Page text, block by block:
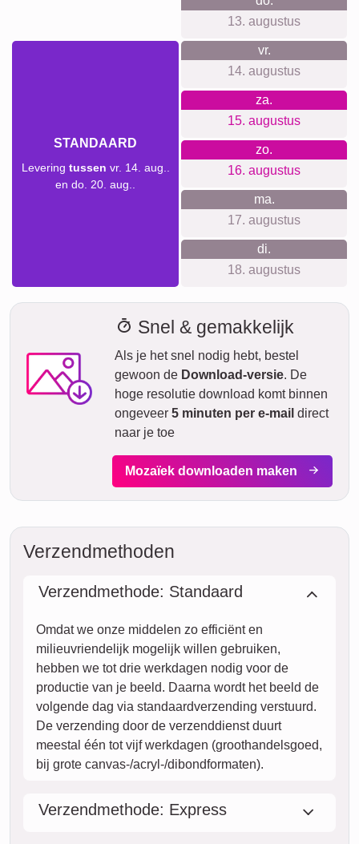
13. augustus
STANDAARD
Levering tussen vr. 14. aug..
en do. 20. aug..
vr.
14. augustus
za.
15. augustus
zo.
16. augustus
ma.
17. augustus
di.
18. augustus
Snel & gemakkelijk
Als je het snel nodig hebt, bestel
gewoon de Download-versie. De
hoge resolutie download komt binnen
ongeveer 5 minuten per e-mail direct
naar je toe
Mozaïek downloaden maken
Verzendmethoden
Verzendmethode: Standaard
Omdat we onze middelen zo efficiënt en
milieuvriendelijk mogelijk willen gebruiken,
hebben we tot drie werkdagen nodig voor de
productie van je beeld. Daarna wordt het beeld de
volgende dag via standaardverzending verstuurd.
De verzending door de verzenddienst duurt
meestal één tot vijf werkdagen (groothandelsgoed,
bij grote canvas-/acryl-/dibondformaten).
Verzendmethode: Express